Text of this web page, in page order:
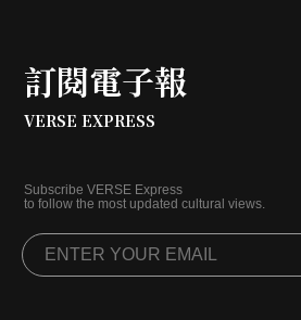
訂閱電子報
VERSE EXPRESS
Subscribe VERSE Express
to follow the most updated cultural views.